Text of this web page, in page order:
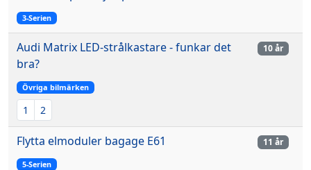
3-Serien
Audi Matrix LED-strålkastare - funkar det
bra?
Övriga bilmärken
1 2
10 år
Flytta elmoduler bagage E61
5-Serien
11 år